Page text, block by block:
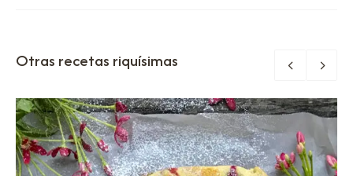
Otras recetas riquísimas